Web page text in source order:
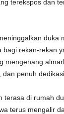
terekspos dan
duka
bagi rekan-rekan
mengenang
penuh dedikasi.
terasa di rumah
terus mengalir